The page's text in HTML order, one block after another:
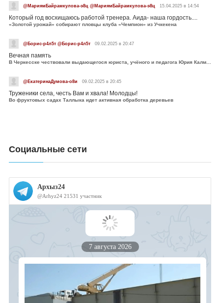
@МариямБайрамкулова-э8ц @МариямБайрамкулова-э8ц 15.04.2025 в 14:54
Который год восхищаюсь работой тренера. Аида- наша гордость....
«Золотой урожай» собирают пловцы клуба «Чемпион» из Учкекена
@Борис-р4л5т @Борис-р4л5т 09.02.2025 в 20:47
Вечная память
В Черкесске чествовали выдающегося юриста, учёного и педагога Юрия Калмыкова
@ЕкатеринаДумова-о8и 09.02.2025 в 20:45
Труженики села, честь Вам и хвала! Молодцы!
Во фруктовых садах Таллыка идет активная обработка деревьев
Социальные сети